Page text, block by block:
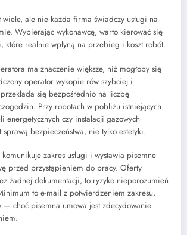
ale nie każda firma świadczy usługi na
Wybierając wykonawcę, warto kierować się
które realnie wpłyną na przebieg i koszt robót.
ma znaczenie większe, niż mogłoby się
operator wykopie rów szybciej i
się bezpośrednio na liczbę
Przy robotach w pobliżu istniejących
energetycznych czy instalacji gazowych
sprawą bezpieczeństwa, nie tylko estetyki.
zakres usługi i wystawia pisemne
przed przystąpieniem do pracy. Oferty
żadnej dokumentacji, to ryzyko nieporozumień
to e-mail z potwierdzeniem zakresu,
— choć pisemna umowa jest zdecydowanie